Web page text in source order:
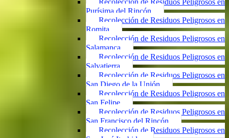
Recolección de Residuos Peligrosos en
Purísima del Rincón
Recolección de Residuos Peligrosos en
Romita
Recolección de Residuos Peligrosos en
Salamanca
Recolección de Residuos Peligrosos en
Salvatierra
Recolección de Residuos Peligrosos en
San Diego de la Unión
Recolección de Residuos Peligrosos en
San Felipe
Recolección de Residuos Peligrosos en
San Francisco del Rincón
Recolección de Residuos Peligrosos en